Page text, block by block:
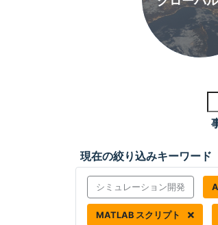
現在の絞り込みキーワード
シミュレーション開発
MATLAB スクリプト